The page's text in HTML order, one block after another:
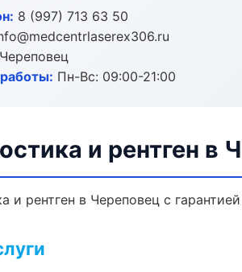
8 (997) 713 63 50
Череповец
Пн-Вс: 09:00-21:00
и рентген в
и рентген в Череповец с